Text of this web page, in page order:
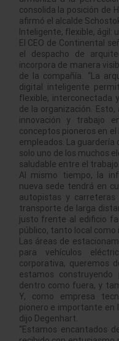
consolida la posición de
afirmó el alcalde
Inteligente, flexible, ágil:
El CEO de Continental
el despacho de
incorpora de manera
de la compañía. “La
digital inteligente
flexible, interconectada
de la organización.
innovación y trabajo
conceptos pioneros en
empleados. La
solo uno de los muchos
saludable entre el trabajo
Al mismo tiempo, la
nueva sede tendrá en
autopistas y carreteras
transporte de larga
justo frente al edificio
público, tanto local como
Las áreas de
para vehículos
corporativa, queremos
estamos
dentro como fuera, y
Y, como empresa
pionero e importante en
dijo Degenhart.
“Estamos encantados